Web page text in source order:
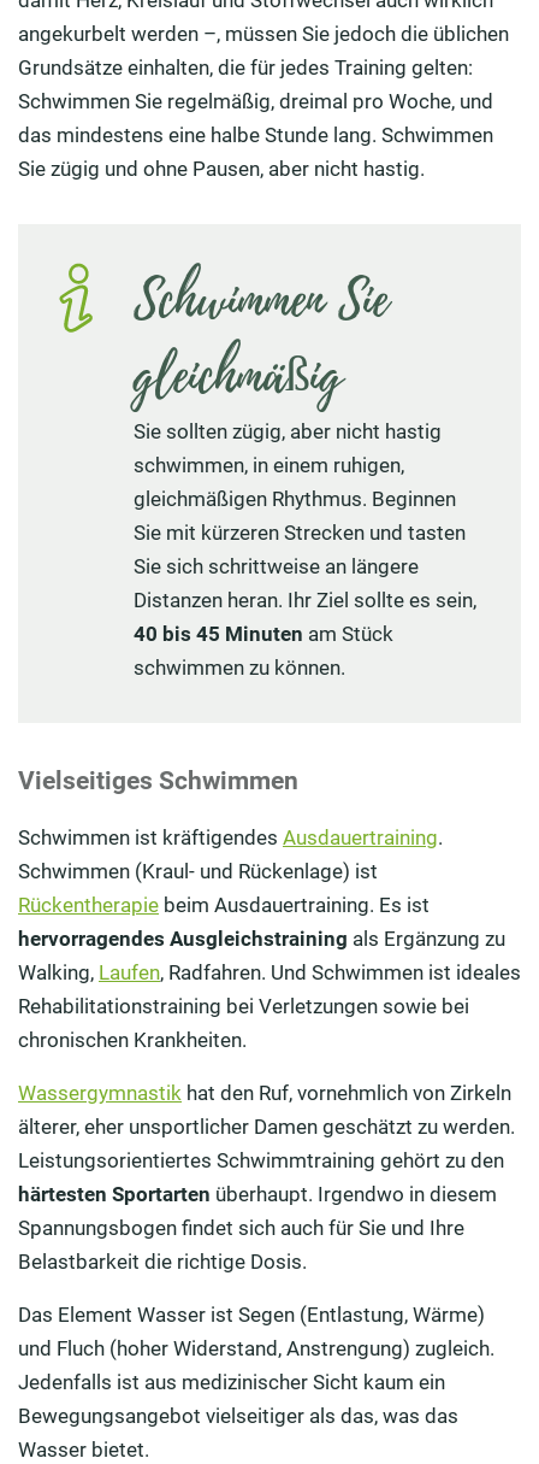
angekurbelt werden –, müssen Sie jedoch die üblichen
Grundsätze einhalten, die für jedes Training gelten:
Schwimmen Sie regelmäßig, dreimal pro Woche, und
das mindestens eine halbe Stunde lang. Schwimmen
Sie zügig und ohne Pausen, aber nicht hastig.
Schwimmen Sie
gleichmäßig
Sie sollten zügig, aber nicht hastig
schwimmen, in einem ruhigen,
gleichmäßigen Rhythmus. Beginnen
Sie mit kürzeren Strecken und tasten
Sie sich schrittweise an längere
Distanzen heran. Ihr Ziel sollte es sein,
40 bis 45 Minuten am Stück
schwimmen zu können.
Vielseitiges Schwimmen
Schwimmen ist kräftigendes Ausdauertraining.
Schwimmen (Kraul- und Rückenlage) ist
Rückentherapie beim Ausdauertraining. Es ist
hervorragendes Ausgleichstraining als Ergänzung zu
Walking, Laufen, Radfahren. Und Schwimmen ist ideales
Rehabilitationstraining bei Verletzungen sowie bei
chronischen Krankheiten.
Wassergymnastik hat den Ruf, vornehmlich von Zirkeln
älterer, eher unsportlicher Damen geschätzt zu werden.
Leistungsorientiertes Schwimmtraining gehört zu den
härtesten Sportarten überhaupt. Irgendwo in diesem
Spannungsbogen findet sich auch für Sie und Ihre
Belastbarkeit die richtige Dosis.
Das Element Wasser ist Segen (Entlastung, Wärme)
und Fluch (hoher Widerstand, Anstrengung) zugleich.
Jedenfalls ist aus medizinischer Sicht kaum ein
Bewegungsangebot vielseitiger als das, was das
Wasser bietet.